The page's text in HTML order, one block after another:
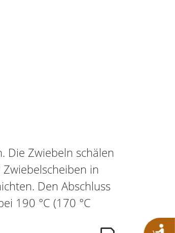
Die Zwiebeln schälen
in
Den Abschluss
190 °C (170 °C